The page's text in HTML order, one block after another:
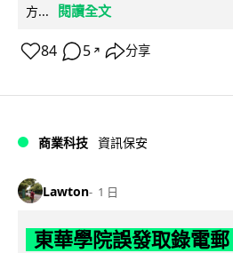
方...
閱讀全文
84 5 ↗ 分享
商業科技 資訊保安
Lawton 1 日
東華學院誤發取錄電